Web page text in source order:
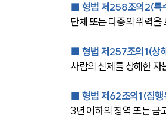
■ 형법 제258조의2(특
단체 또는 다중의 위력을
■ 형법 제257조의1(상
사람의 신체를 상해한 자
■ 형법 제62조의1(집행
3년 이하의 징역 또는 금